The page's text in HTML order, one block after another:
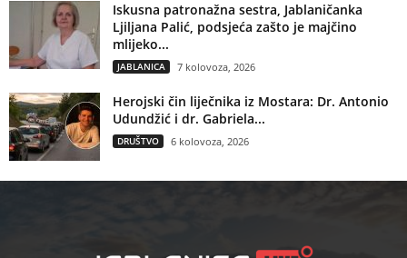
Iskusna patronažna sestra, Jablaničanka
Ljiljana Palić, podsjeća zašto je majčino
mlijeko...
JABLANICA 7 kolovoza, 2026
Herojski čin liječnika iz Mostara: Dr. Antonio
Udundžić i dr. Gabriela...
DRUŠTVO 6 kolovoza, 2026